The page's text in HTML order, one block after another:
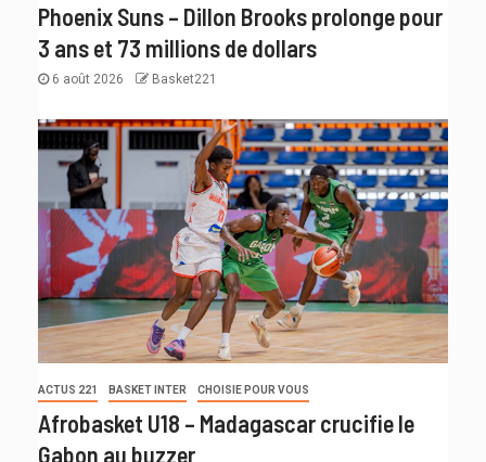
Phoenix Suns – Dillon Brooks prolonge pour
3 ans et 73 millions de dollars
6 août 2026 Basket221
ACTUS 221 BASKET INTER CHOISIE POUR VOUS
Afrobasket U18 – Madagascar crucifie le
Gabon au buzzer